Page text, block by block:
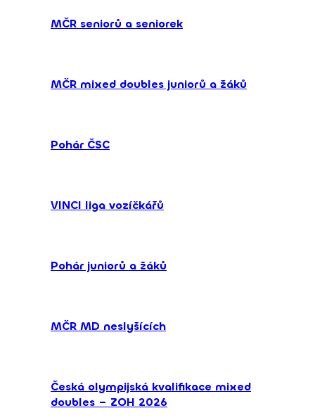
MČR seniorů a seniorek
MČR mixed doubles juniorů a žáků
Pohár ČSC
VINCI liga vozíčkářů
Pohár juniorů a žáků
MČR MD neslyšících
Česká olympijská kvalifikace mixed
doubles – ZOH 2026